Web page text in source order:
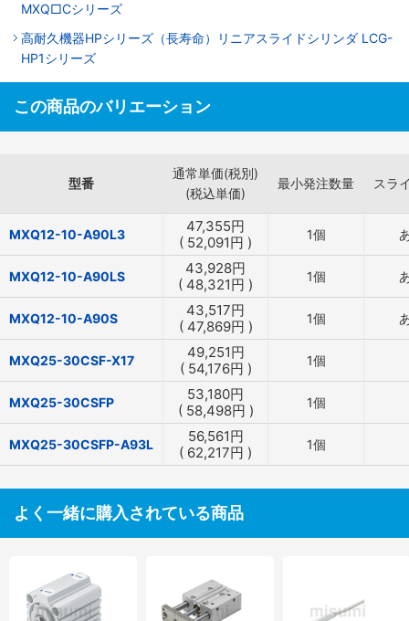
MXQ□Cシリーズ
高耐久機器HPシリーズ（長寿命）リニアスライドシリンダ LCG-
HP1シリーズ
この商品のバリエーション
型番
通常単価(税別)
(税込単価)
最小発注数量 スラ
MXQ12-10-A90L3 47,355円
( 52,091円 ) 1個
MXQ12-10-A90LS 43,928円
( 48,321円 ) 1個
MXQ12-10-A90S 43,517円
( 47,869円 ) 1個
MXQ25-30CSF-X17 49,251円
( 54,176円 ) 1個
MXQ25-30CSFP 53,180円
( 58,498円 ) 1個
MXQ25-30CSFP-A93L 56,561円
( 62,217円 ) 1個
よく一緒に購入されている商品